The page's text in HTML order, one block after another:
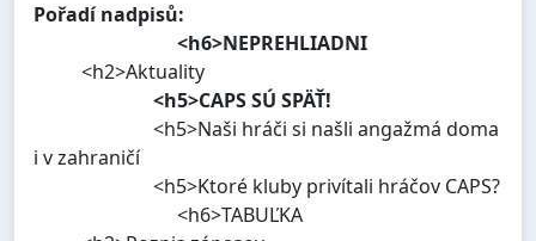
Pořadí nadpisů:
<h6>NEPREHLIADNI
<h2>Aktuality
<h5>CAPS SÚ SPÄŤ!
<h5>Naši hráči si našli angažmá doma
i v zahraničí
<h5>Ktoré kluby privítali hráčov CAPS?
<h6>TABUĽKA